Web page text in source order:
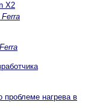
X2
проблеме нагрева в